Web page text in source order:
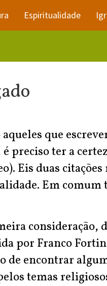
Espiritualidade
que
preciso ter a
Eis duas
Em
consideração,
por Franco
de encontrar
temas